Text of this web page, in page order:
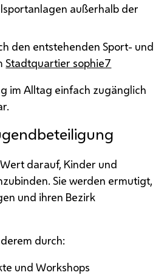
außerhalb der
den entstehenden Sport- und
Stadtquartier sophie7
im Alltag einfach zugänglich
darauf, Kinder und
Sie werden ermutigt,
und ihren Bezirk
durch:
und Workshops